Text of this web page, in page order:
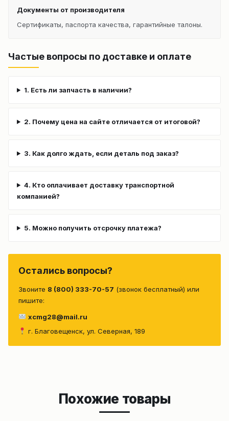
Документы от производителя
Сертификаты, паспорта качества, гарантийные талоны.
Частые вопросы по доставке и оплате
1. Есть ли запчасть в наличии?
2. Почему цена на сайте отличается от итоговой?
3. Как долго ждать, если деталь под заказ?
4. Кто оплачивает доставку транспортной
компанией?
5. Можно получить отсрочку платежа?
Остались вопросы?
Звоните 8 (800) 333-70-57 (звонок бесплатный) или
пишите:
xcmg28@mail.ru
г. Благовещенск, ул. Северная, 189
Похожие товары